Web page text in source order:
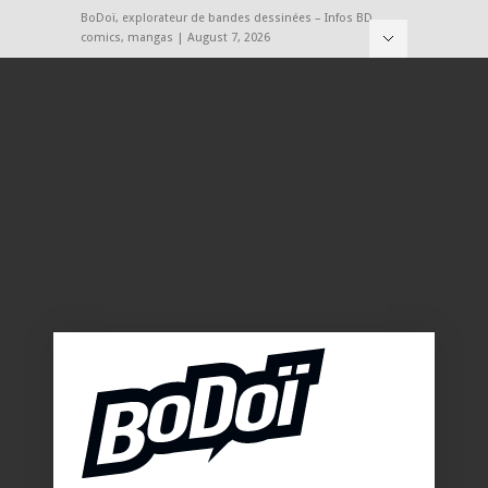
BoDoï, explorateur de bandes dessinées – Infos BD,
comics, mangas | August 7, 2026